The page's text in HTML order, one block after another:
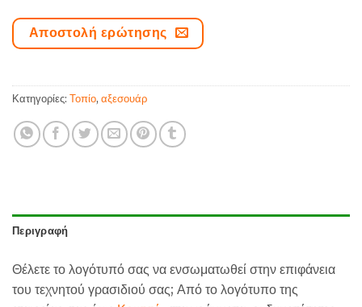
Αποστολή ερώτησης
Κατηγορίες: Τοπίο, αξεσουάρ
Περιγραφή
Θέλετε το λογότυπό σας να ενσωματωθεί στην επιφάνεια
του τεχνητού γρασιδιού σας; Από το λογότυπο της